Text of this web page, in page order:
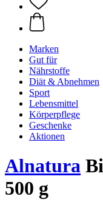
Marken
Gut für
Nährstoffe
Diät & Abnehmen
Sport
Lebensmittel
Körperpflege
Geschenke
Aktionen
Alnatura
500 g